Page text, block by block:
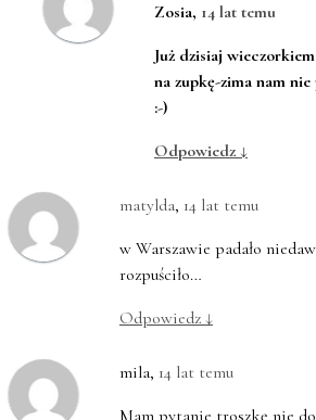
Zosia, 14 lat temu
Już dzisiaj
na zupkę-zima nam nie
:-)
Odpowiedz ↓
matylda, 14 lat temu
w Warszawie padało
rozpuściło…
Odpowiedz ↓
mila, 14 lat temu
Mam pytanie troszkę nie